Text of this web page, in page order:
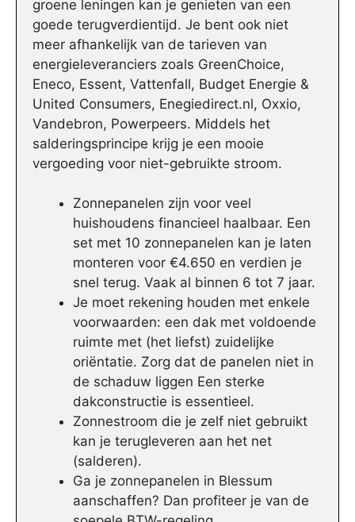
groene leningen kan je genieten van een
goede terugverdientijd. Je bent ook niet
meer afhankelijk van de tarieven van
energieleveranciers zoals GreenChoice,
Eneco, Essent, Vattenfall, Budget Energie &
United Consumers, Enegiedirect.nl, Oxxio,
Vandebron, Powerpeers. Middels het
salderingsprincipe krijg je een mooie
vergoeding voor niet-gebruikte stroom.
Zonnepanelen zijn voor veel
huishoudens financieel haalbaar. Een
set met 10 zonnepanelen kan je laten
monteren voor €4.650 en verdien je
snel terug. Vaak al binnen 6 tot 7 jaar.
Je moet rekening houden met enkele
voorwaarden: een dak met voldoende
ruimte met (het liefst) zuidelijke
oriëntatie. Zorg dat de panelen niet in
de schaduw liggen Een sterke
dakconstructie is essentieel.
Zonnestroom die je zelf niet gebruikt
kan je terugleveren aan het net
(salderen).
Ga je zonnepanelen in Blessum
aanschaffen? Dan profiteer je van de